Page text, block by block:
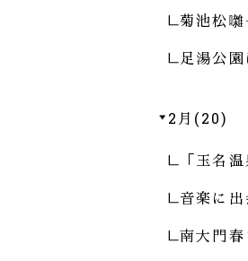
菊池松
足湯公
2月(20)
「玉名
音楽に
南大門